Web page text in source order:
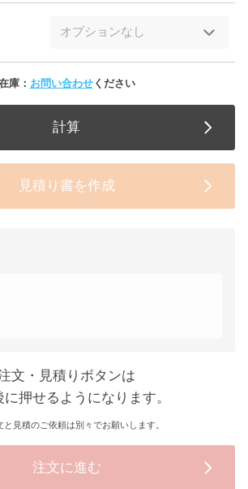
庫： お問い合わせください
計算
見積り書を作成
文・見積りボタンは
押せるようになります。
と見積のご依頼は別々でお願いします。
注文に進む